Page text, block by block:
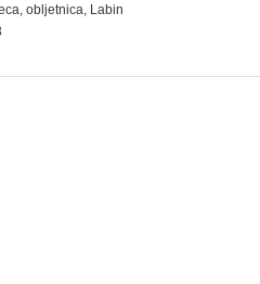
,obljetnica , Labin